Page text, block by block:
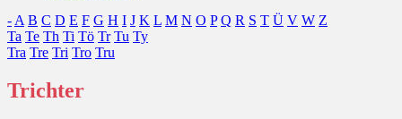
- A B C D E F G H I J K L M N O P Q R S T Ü V W Z
Ta Te Th Ti Tö Tr Tu Ty
Tra Tre Tri Tro Tru
Trichter